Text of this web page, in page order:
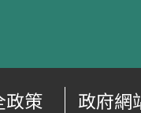
政策 政府網